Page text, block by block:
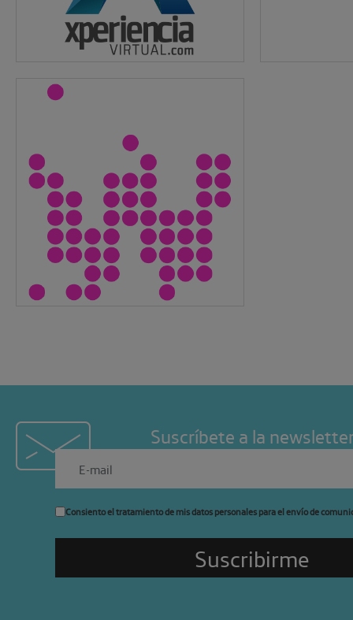
Suscríbete a la
Consiento el tratamiento de mis datos personales para el envío de